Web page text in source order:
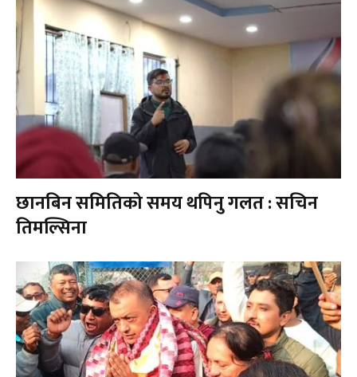
छानबिन समितिको समय थपिनु गलत : सचिन
तिमल्सिना